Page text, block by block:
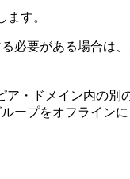
す。
必要がある場合は
・ドメイン内の別
ープをオフラインに